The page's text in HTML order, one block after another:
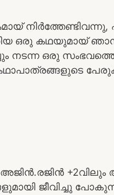
ഒരു കഥയുമായ് ഞാൻ
നടന്ന ഒരു
+2വിലും
ജീവിച്ചു